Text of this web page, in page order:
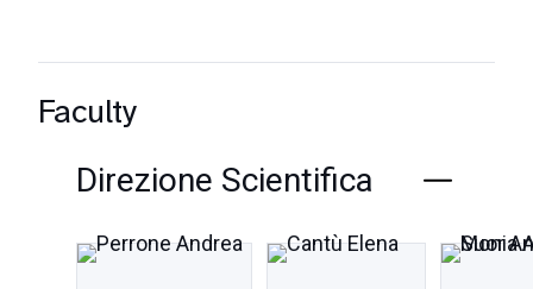
Faculty
Direzione Scientifica